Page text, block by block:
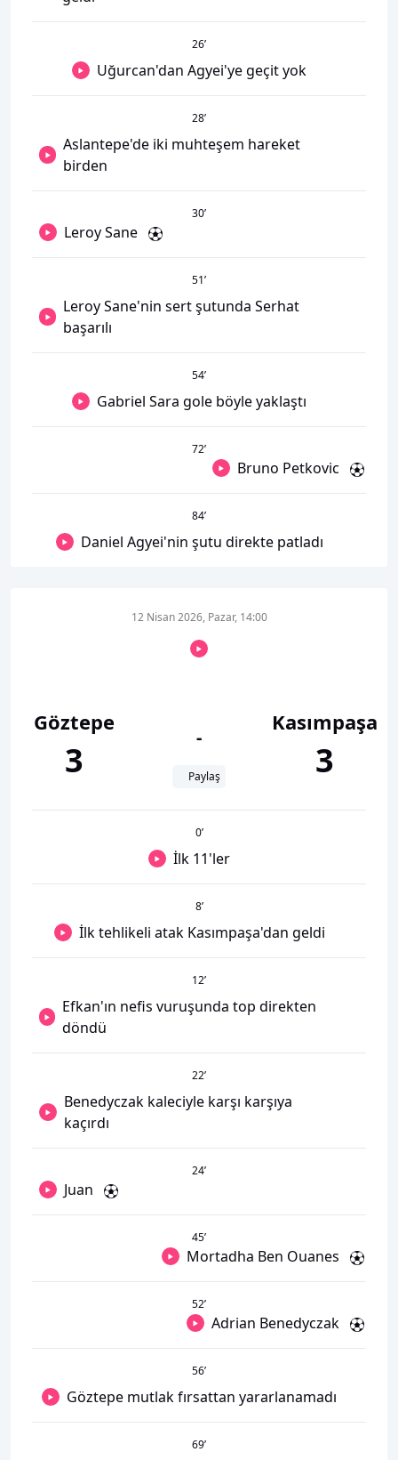
26’
Uğurcan'dan Agyei'ye geçit yok
28’
Aslantepe'de iki muhteşem hareket
birden
30’
Leroy Sane
51’
Leroy Sane'nin sert şutunda Serhat
başarılı
54’
Gabriel Sara gole böyle yaklaştı
72’
Bruno Petkovic
84’
Daniel Agyei'nin şutu direkte patladı
Göztepe
3
12 Nisan 2026, Pazar, 14:00
-
Paylaş
Kasımpaşa
3
0’
İlk 11'ler
8’
İlk tehlikeli atak Kasımpaşa'dan geldi
12’
Efkan'ın nefis vuruşunda top direkten
döndü
22’
Benedyczak kaleciyle karşı karşıya
kaçırdı
24’
Juan
45’
Mortadha Ben Ouanes
52’
Adrian Benedyczak
56’
Göztepe mutlak fırsattan yararlanamadı
69’